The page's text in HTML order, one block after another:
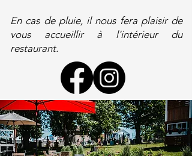
En cas de pluie, il nous fera plaisir de
vous accueillir à l'intérieur du
restaurant.